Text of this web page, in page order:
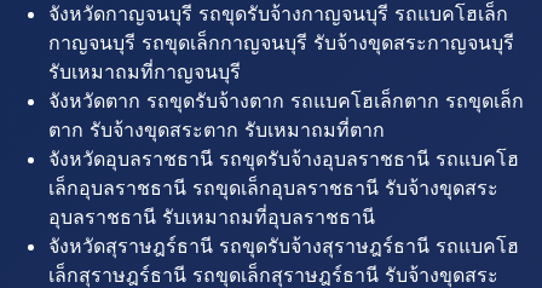
จังหวัดกาญจนบุรี รถขุดรับจ้างกาญจนบุรี รถแบคโฮเล็ก
กาญจนบุรี รถขุดเล็กกาญจนบุรี รับจ้างขุดสระกาญจนบุรี
รับเหมาถมที่กาญจนบุรี
จังหวัดตาก รถขุดรับจ้างตาก รถแบคโฮเล็กตาก รถขุดเล็ก
ตาก รับจ้างขุดสระตาก รับเหมาถมที่ตาก
จังหวัดอุบลราชธานี รถขุดรับจ้างอุบลราชธานี รถแบคโฮ
เล็กอุบลราชธานี รถขุดเล็กอุบลราชธานี รับจ้างขุดสระ
อุบลราชธานี รับเหมาถมที่อุบลราชธานี
จังหวัดสุราษฎร์ธานี รถขุดรับจ้างสุราษฎร์ธานี รถแบคโฮ
เล็กสุราษฎร์ธานี รถขุดเล็กสุราษฎร์ธานี รับจ้างขุดสระ